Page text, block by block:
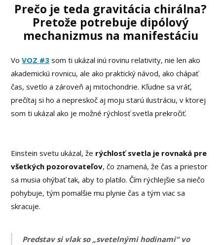
Prečo je teda gravitácia chirálna?
Pretože potrebuje dipólový
mechanizmus na manifestáciu
VoVOZ #3 som ti ukázal inú rovinu relativity, nie len ako
akademickú rovnicu, ale ako praktický návod, ako chápať
čas, svetlo a zároveň aj mitochondrie. Kľudne sa vráť,
prečítaj si ho a nepreskoč aj moju starú ilustráciu, v ktorej
som ti ukázal ako je možné rýchlosť svetla prekročiť.
Einstein svetu ukázal, že rýchlosť svetla je rovnaká pre
všetkých pozorovateľov, čo znamená, že čas a priestor
sa musia ohýbať tak, aby to platilo. Čím rýchlejšie sa niečo
pohybuje, tým pomalšie mu plynie čas a tým viac sa
skracuje.
Predstav si vlak so „svetelnými hodinami“ vo